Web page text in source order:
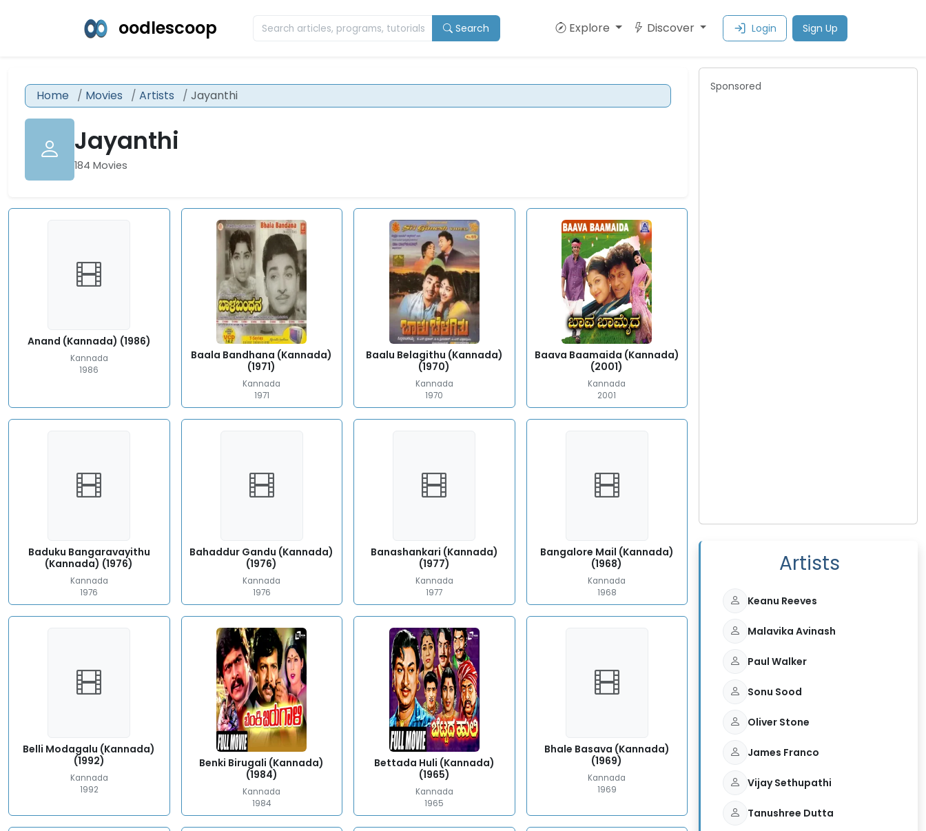
oodlescoop Search Explore Discover Login Sign Up
Home Movies Artists Jayanthi
Jayanthi
184 Movies
Anand (Kannada) (1986)
Kannada
1986
Baala Bandhana (Kannada)
(1971)
Kannada
1971
Baalu Belagithu (Kannada)
(1970)
Kannada
1970
Baava Baamaida (Kannada)
(2001)
Kannada
2001
Baduku Bangaravayithu
(Kannada) (1976)
Kannada
1976
Bahaddur Gandu (Kannada)
(1976)
Kannada
1976
Banashankari (Kannada)
(1977)
Kannada
1977
Bangalore Mail (Kannada)
(1968)
Kannada
1968
Belli Modagalu (Kannada)
(1992)
Kannada
1992
Benki Birugali (Kannada)
(1984)
Kannada
1984
Bettada Huli (Kannada)
(1965)
Kannada
1965
Bhale Basava (Kannada)
(1969)
Kannada
1969
Sponsored
Artists
Keanu Reeves
Malavika Avinash
Paul Walker
Sonu Sood
Oliver Stone
James Franco
Vijay Sethupathi
Tanushree Dutta